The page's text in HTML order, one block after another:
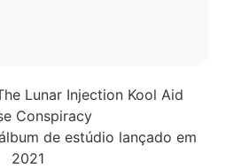
Lunar Injection Kool Aid
Conspiracy
de estúdio lançado em
2021